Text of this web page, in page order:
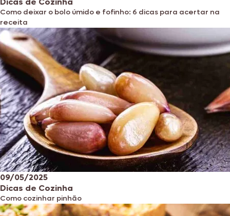
Como deixar o bolo úmido e fofinho: 6 dicas para acertar na
receita
09/05/2025
Dicas de Cozinha
Como cozinhar pinhão